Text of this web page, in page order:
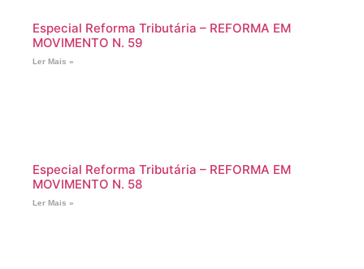
Especial Reforma Tributária – REFORMA EM
MOVIMENTO N. 59
Ler Mais »
Especial Reforma Tributária – REFORMA EM
MOVIMENTO N. 58
Ler Mais »